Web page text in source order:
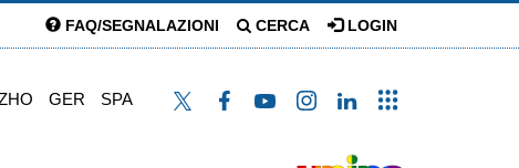
FAQ/SEGNALAZIONI CERCA LOGIN
GER SPA